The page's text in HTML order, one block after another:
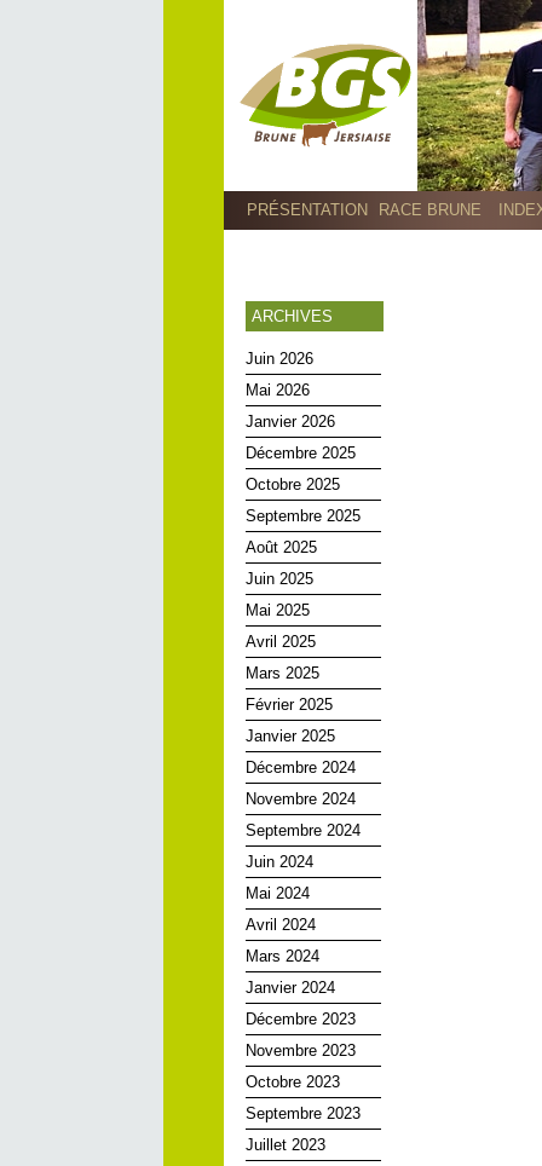
PRÉSENTATION RACE BRUNE
ARCHIVES
Juin 2026
Mai 2026
Janvier 2026
Décembre 2025
Octobre 2025
Septembre 2025
Août 2025
Juin 2025
Mai 2025
Avril 2025
Mars 2025
Février 2025
Janvier 2025
Décembre 2024
Novembre 2024
Septembre 2024
Juin 2024
Mai 2024
Avril 2024
Mars 2024
Janvier 2024
Décembre 2023
Novembre 2023
Octobre 2023
Septembre 2023
Juillet 2023